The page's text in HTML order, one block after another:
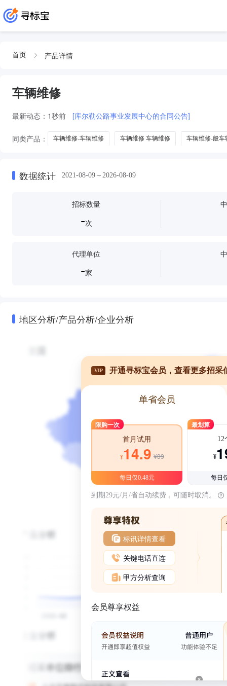
首页 产品详情
车辆维修
最新动态： 1秒前 [库尔勒公路事业发展中心的合同公告]
同类产品： 车辆维修-车辆维修 车辆维修 车辆维修 车辆维修-般车
数据统计 2021-08-09～2026-08-09
招标数量
-次
代理单位
-家
地区分析/产品分析/企业分析
VIP 开通寻标宝会员，查看更多招采
单省会员
限购一次
首月试用
¥14.9 ¥39
每日仅0.48元
最划算
12
¥
每日
到期29元/月/省自动续费，可随时取消。
标讯详情查看
关键电话直连
甲方分析查询
会员尊享权益